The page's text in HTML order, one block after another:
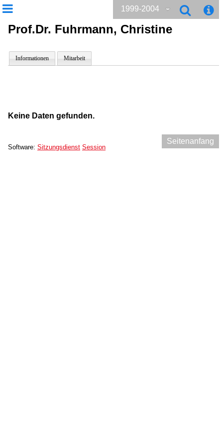
1999-2004
Prof.Dr. Fuhrmann, Christine
Informationen Mitarbeit
Keine Daten gefunden.
Seitenanfang
Software: Sitzungsdienst Session